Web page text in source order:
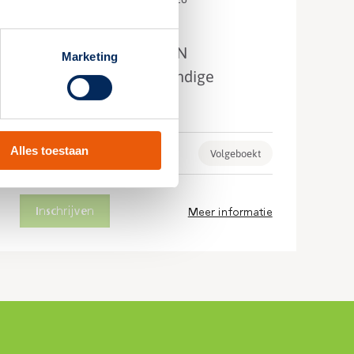
Marketing
Alles toestaan
Driedaagse cursus RION
noodverlichtingsdeskundige
deelgebied A
Locatie: Velp Volgeboekt
Inschrijven Meer informatie